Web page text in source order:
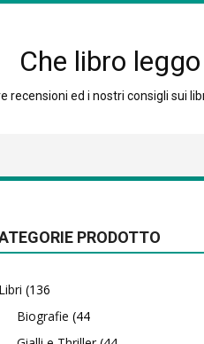
Che libro
ed i nostri consigli sui
PRODOTTO
Libri (136
Biografie (44